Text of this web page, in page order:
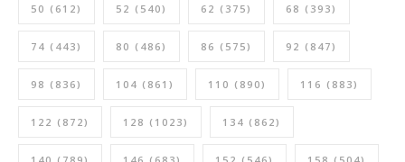
50 (612) 52 (540) 62 (375) 68 (393)
74 (443) 80 (486) 86 (575) 92 (847)
98 (836) 104 (861) 110 (890) 116 (883)
122 (872) 128 (1023) 134 (862)